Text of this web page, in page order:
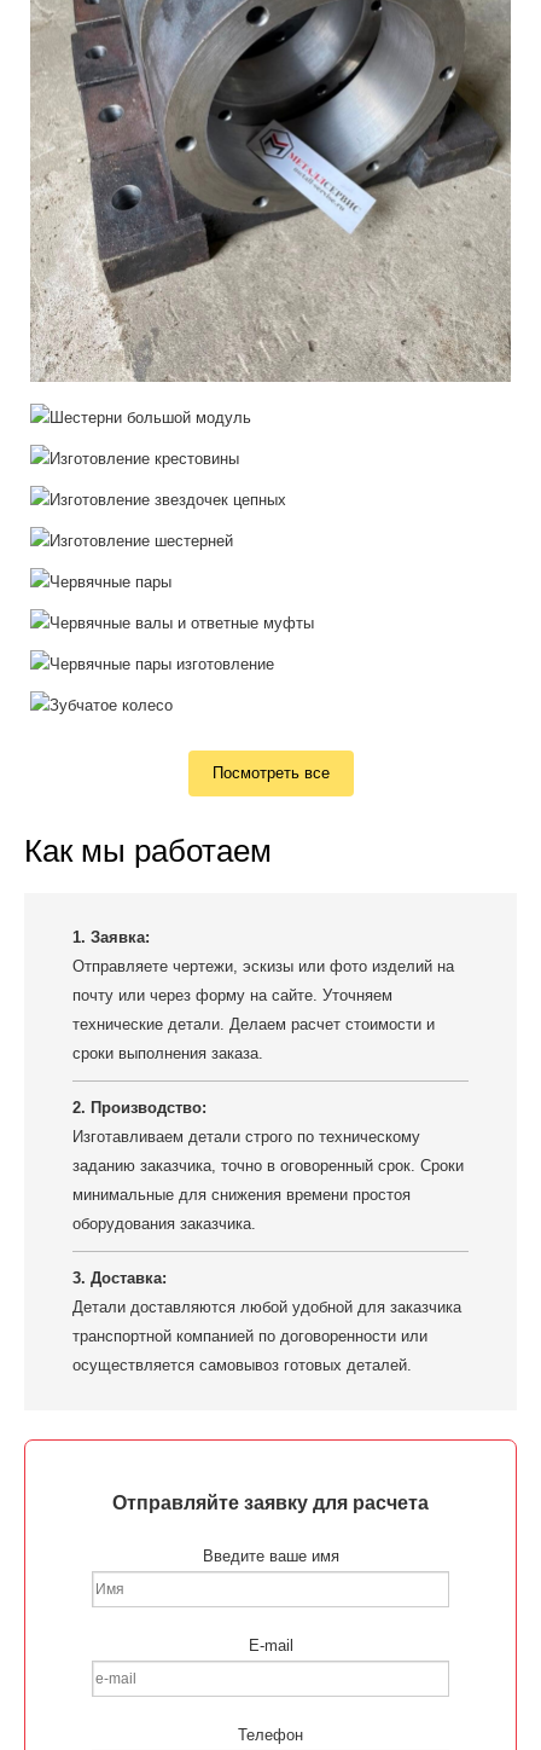
Посмотреть все
Как мы работаем
1. Заявка:
Отправляете чертежи, эскизы или фото изделий на
почту или через форму на сайте. Уточняем
технические детали. Делаем расчет стоимости и
сроки выполнения заказа.
2. Производство:
Изготавливаем детали строго по техническому
заданию заказчика, точно в оговоренный срок. Сроки
минимальные для снижения времени простоя
оборудования заказчика.
3. Доставка:
Детали доставляются любой удобной для заказчика
транспортной компанией по договоренности или
осуществляется самовывоз готовых деталей.
Отправляйте заявку для расчета
Введите ваше имя
E-mail
Телефон